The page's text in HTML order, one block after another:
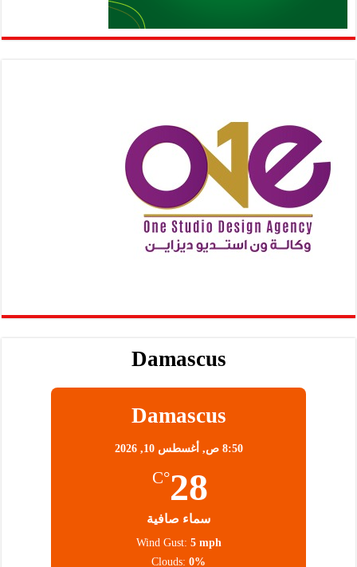
Damascus
Damascus
8:50 ص, أغسطس 10, 2026
28
°C
سماء صافية
Wind Gust: 5 mph
Clouds: 0%